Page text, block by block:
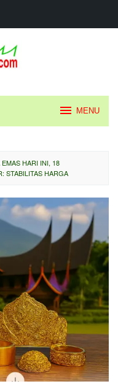
MENU
HARI INI, 18
STABILITAS HARGA